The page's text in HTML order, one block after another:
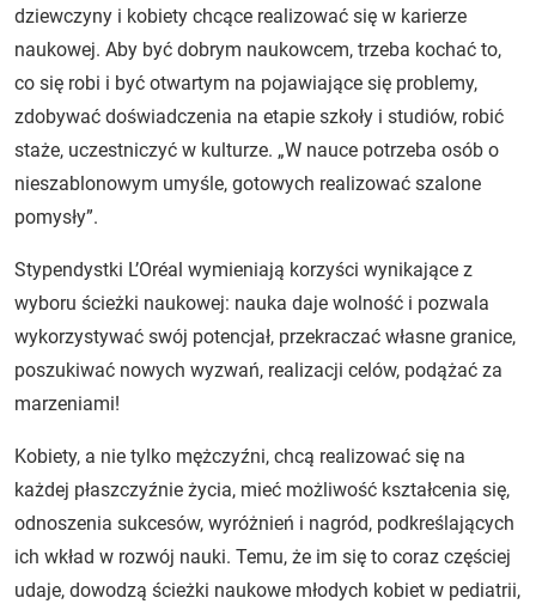
dziewczyny i kobiety chcące realizować się w karierze
naukowej. Aby być dobrym naukowcem, trzeba kochać to,
co się robi i być otwartym na pojawiające się problemy,
zdobywać doświadczenia na etapie szkoły i studiów, robić
staże, uczestniczyć w kulturze. „W nauce potrzeba osób o
nieszablonowym umyśle, gotowych realizować szalone
pomysły”.
Stypendystki L’Oréal wymieniają korzyści wynikające z
wyboru ścieżki naukowej: nauka daje wolność i pozwala
wykorzystywać swój potencjał, przekraczać własne granice,
poszukiwać nowych wyzwań, realizacji celów, podążać za
marzeniami!
Kobiety, a nie tylko mężczyźni, chcą realizować się na
każdej płaszczyźnie życia, mieć możliwość kształcenia się,
odnoszenia sukcesów, wyróżnień i nagród, podkreślających
ich wkład w rozwój nauki. Temu, że im się to coraz częściej
udaje, dowodzą ścieżki naukowe młodych kobiet w pediatrii,